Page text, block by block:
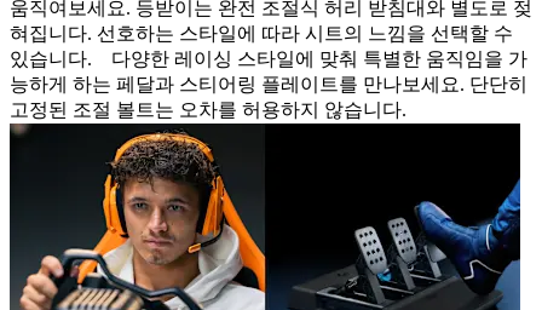
움직여보세요. 등받이는 완전 조절식 허리 받침대와 별도로 젖
혀집니다. 선호하는 스타일에 따라 시트의 느낌을 선택할 수
있습니다. 다양한 레이싱 스타일에 맞춰 특별한 움직임을 가
능하게 하는 페달과 스티어링 플레이트를 만나보세요. 단단히
고정된 조절 볼트는 오차를 허용하지 않습니다.